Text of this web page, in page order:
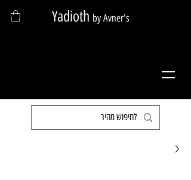
Yadioth by Avner's